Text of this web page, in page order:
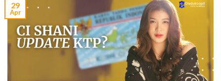
29
Apr